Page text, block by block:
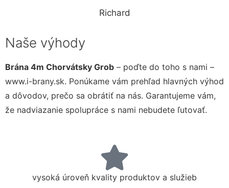
Richard
Naše výhody
Brána 4m Chorvátsky Grob – poďte do toho s nami –
www.i-brany.sk. Ponúkame vám prehľad hlavných výhod
a dôvodov, prečo sa obrátiť na nás. Garantujeme vám,
že nadviazanie spolupráce s nami nebudete ľutovať.
vysoká úroveň kvality produktov a služieb